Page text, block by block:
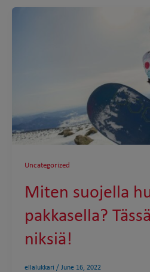
Uncategorized
Miten suojella
pakkasella?
niksiä!
ellalukkari / June 16, 2022